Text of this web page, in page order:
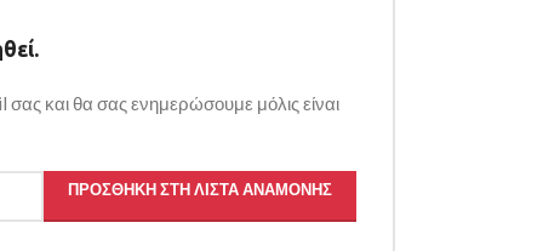
και θα σας ενημερώσουμε μόλις είναι
ΠΡΟΣΘΉΚΗ ΣΤΗ ΛΊΣΤΑ ΑΝΑΜΟΝΉΣ